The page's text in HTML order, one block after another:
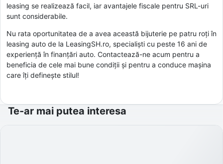
leasing se realizează facil, iar avantajele fiscale pentru SRL-uri
sunt considerabile.
Nu rata oportunitatea de a avea această bijuterie pe patru roți în
leasing auto de la LeasingSH.ro, specialiști cu peste 16 ani de
experiență în finanțări auto. Contactează-ne acum pentru a
beneficia de cele mai bune condiții și pentru a conduce mașina
care îți definește stilul!
Te-ar mai putea interesa